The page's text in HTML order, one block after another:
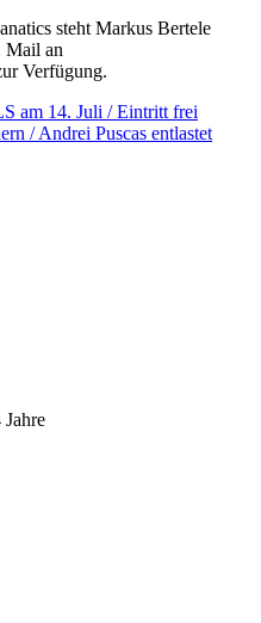
steht Markus Bertele
Mail an
Verfügung.
am 14. Juli / Eintritt frei
/ Andrei Puscas entlastet